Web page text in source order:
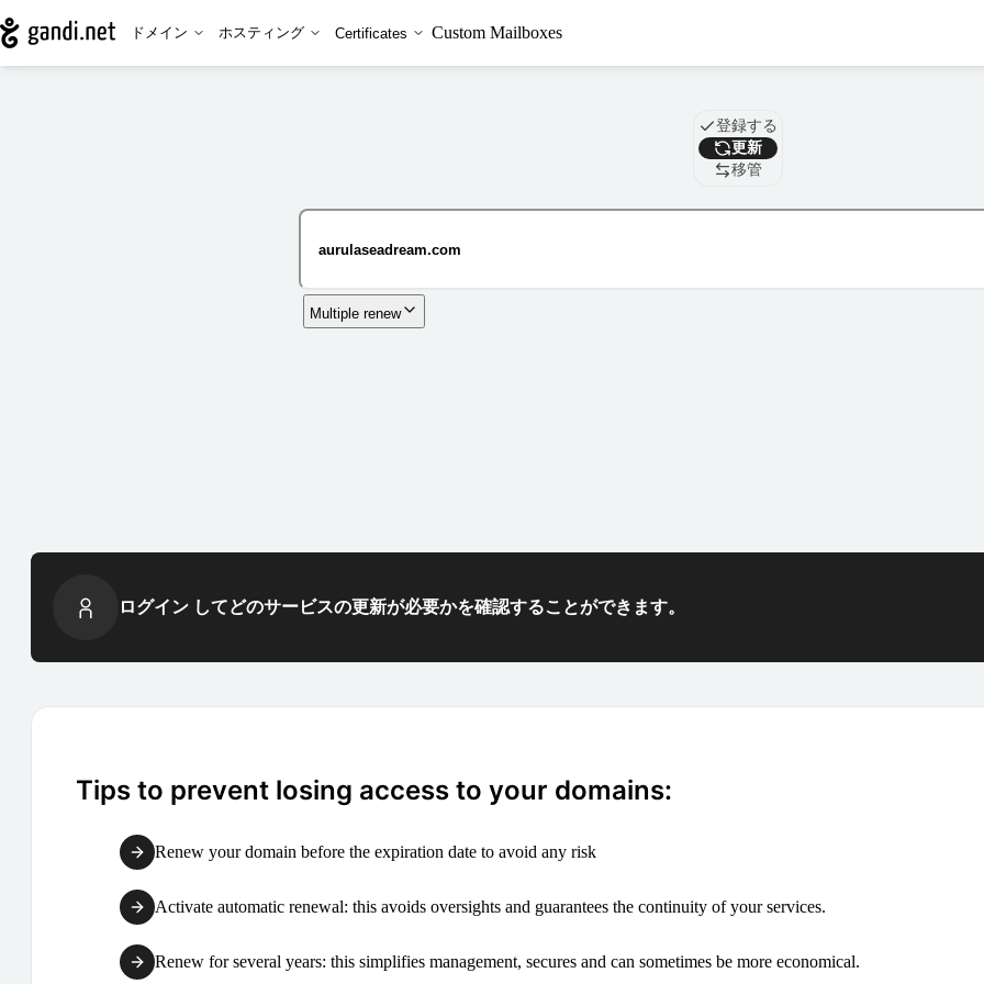
ドメイン ホスティング Certificates Custom Mailboxes
ドメイン
登録する
更新
移管
Multiple renew
ログイン してどのサービスの更新が必要かを確認することができます。
Tips to prevent losing access to your domains:
Renew your domain before the expiration date to avoid any risk
Activate automatic renewal: this avoids oversights and guarantees the continuity of your services.
Renew for several years: this simplifies management, secures and can sometimes be more economical.